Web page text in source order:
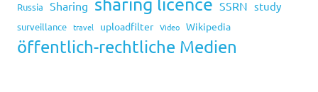
Russia Sharing SSRN study
surveillance travel uploadfilter Video Wikipedia
öffentlich-rechtliche Medien